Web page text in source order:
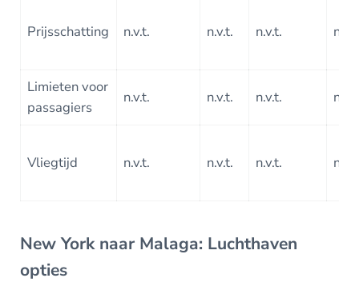
Prijsschatting n.v.t. n.v.t. n.v.t.
Limieten voor
passagiers
n.v.t. n.v.t. n.v.t.
Vliegtijd n.v.t. n.v.t. n.v.t.
New York naar Malaga: Luchthaven
opties